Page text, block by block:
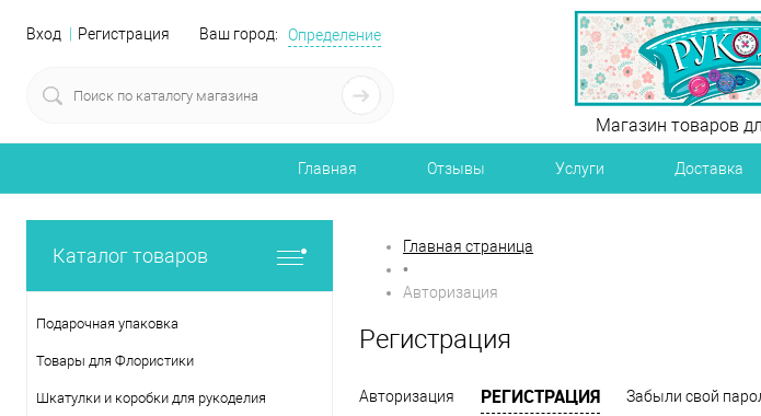
Вход Регистрация Ваш город: Определение
Магазин товаров
Главная Отзывы Услуги Доставка
Каталог товаров
Подарочная упаковка
Товары для Флористики
Шкатулки и коробки для рукоделия
Главная страница
•
Авторизация
Регистрация
Авторизация РЕГИСТРАЦИЯ Забыли свой